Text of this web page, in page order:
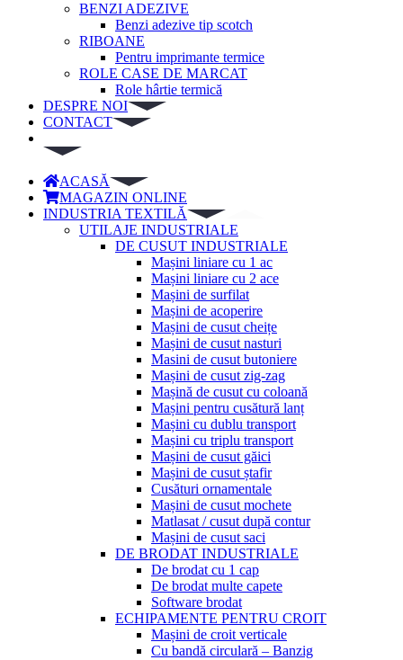
BENZI ADEZIVE
Benzi adezive tip scotch
RIBOANE
Pentru imprimante termice
ROLE CASE DE MARCAT
Role hârtie termică
DESPRE NOI
CONTACT
ACASĂ
MAGAZIN ONLINE
INDUSTRIA TEXTILĂ
UTILAJE INDUSTRIALE
DE CUSUT INDUSTRIALE
Mașini liniare cu 1 ac
Mașini liniare cu 2 ace
Mașini de surfilat
Mașini de acoperire
Mașini de cusut cheițe
Mașini de cusut nasturi
Masini de cusut butoniere
Mașini de cusut zig-zag
Mașină de cusut cu coloană
Mașini pentru cusătură lanț
Mașini cu dublu transport
Mașini cu triplu transport
Mașini de cusut găici
Mașini de cusut ștafir
Cusături ornamentale
Mașini de cusut mochete
Matlasat / cusut după contur
Mașini de cusut saci
DE BRODAT INDUSTRIALE
De brodat cu 1 cap
De brodat multe capete
Software brodat
ECHIPAMENTE PENTRU CROIT
Mașini de croit verticale
Cu bandă circulară – Banzig